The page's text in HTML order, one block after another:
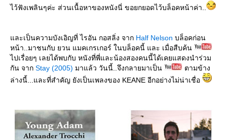
ไว้ฟังเพลินๆค่ะ ส่วนเนื้อหาของหนังนี่ ขอยกยอดไว้บล็อคหน้าค่า..
ละเป็นความบังเอิญที่ ไรอัน กอสลิ่ง จาก Half Nelson บล็อคก่อน
หน้า..มาชนกับ ยวน แมคเกรเกอร์ ในบล็อคนี้ และ เมื่อสืบค้น
ไปเรื่อยๆ เลยได้พบกับ หนังที่พี่และน้องสองคนนี้ได้เคยแสดงนำร่วม
กัน จาก Stay (2005) มาแล้ว วันนี้..จึงกลายมาเป็น
ตามข้าง
ล่างนี้...และที่สำคัญ ยังเป็นเพลงของ KEANE อีกอย่างไม่น่าเชื่อ